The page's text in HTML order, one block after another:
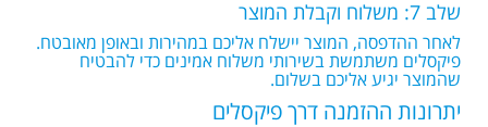
שלב 7: משלוח וקבלת המוצר
לאחר ההדפסה, המוצר יישלח אליכם במהירות ובאופן מאובטח.
פיקסלים משתמשת בשירותי משלוח אמינים כדי להבטיח
שהמוצר יגיע אליכם בשלום.
יתרונות ההזמנה דרך פיקסלים